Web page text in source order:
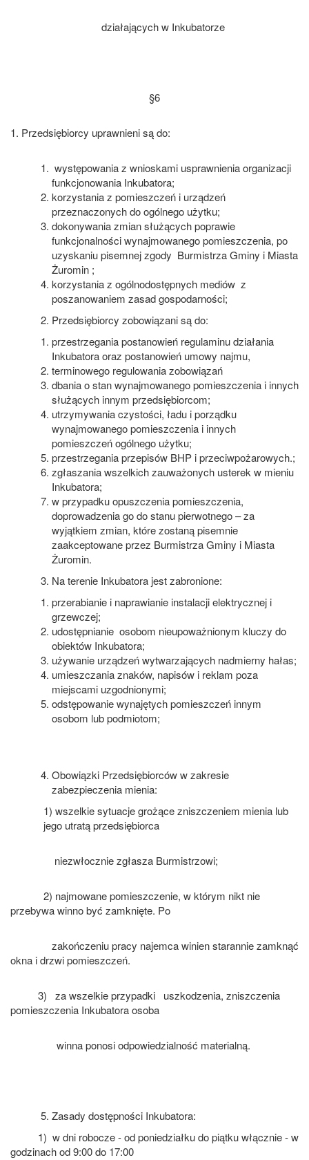
działających w Inkubatorze
§6
1. Przedsiębiorcy uprawnieni są do:
występowania z wnioskami usprawnienia organizacji
funkcjonowania Inkubatora;
korzystania z pomieszczeń i urządzeń
przeznaczonych do ogólnego użytku;
dokonywania zmian służących poprawie
funkcjonalności wynajmowanego pomieszczenia, po
uzyskaniu pisemnej zgody Burmistrza Gminy i Miasta
Żuromin ;
korzystania z ogólnodostępnych mediów z
poszanowaniem zasad gospodarności;
Przedsiębiorcy zobowiązani są do:
przestrzegania postanowień regulaminu działania
Inkubatora oraz postanowień umowy najmu,
terminowego regulowania zobowiązań
dbania o stan wynajmowanego pomieszczenia i innych
służących innym przedsiębiorcom;
utrzymywania czystości, ładu i porządku
wynajmowanego pomieszczenia i innych
pomieszczeń ogólnego użytku;
przestrzegania przepisów BHP i przeciwpożarowych.;
zgłaszania wszelkich zauważonych usterek w mieniu
Inkubatora;
w przypadku opuszczenia pomieszczenia,
doprowadzenia go do stanu pierwotnego – za
wyjątkiem zmian, które zostaną pisemnie
zaakceptowane przez Burmistrza Gminy i Miasta
Żuromin.
Na terenie Inkubatora jest zabronione:
przerabianie i naprawianie instalacji elektrycznej i
grzewczej;
udostępnianie osobom nieupoważnionym kluczy do
obiektów Inkubatora;
używanie urządzeń wytwarzających nadmierny hałas;
umieszczania znaków, napisów i reklam poza
miejscami uzgodnionymi;
odstępowanie wynajętych pomieszczeń innym
osobom lub podmiotom;
Obowiązki Przedsiębiorców w zakresie
zabezpieczenia mienia:
1) wszelkie sytuacje grożące zniszczeniem mienia lub
jego utratą przedsiębiorca
niezwłocznie zgłasza Burmistrzowi;
2) najmowane pomieszczenie, w którym nikt nie
przebywa winno być zamknięte. Po
zakończeniu pracy najemca winien starannie zamknąć
okna i drzwi pomieszczeń.
3) za wszelkie przypadki uszkodzenia, zniszczenia
pomieszczenia Inkubatora osoba
winna ponosi odpowiedzialność materialną.
Zasady dostępności Inkubatora:
1) w dni robocze - od poniedziałku do piątku włącznie - w
godzinach od 9:00 do 17:00